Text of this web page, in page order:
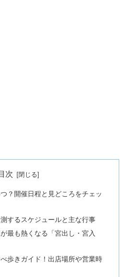
次
？開催日程と見どころをチェッ
するスケジュールと主な行事
最も熱くなる「宮出し・宮入
歩きガイド！出店場所や営業時